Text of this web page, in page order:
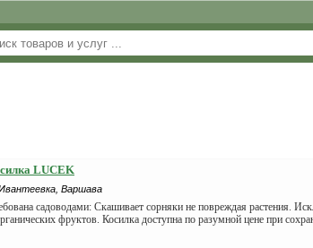
LUCEK
Варшава
садоводами: Скашивает сорняки не повреждая растения.
фруктов. Косилка доступна по разумной цене при